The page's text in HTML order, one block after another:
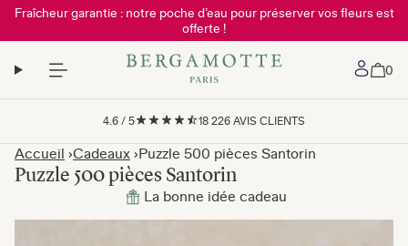
Fraîcheur garantie : notre poche d’eau pour préserver vos fleurs est
offerte !
Mon
0
4.6 / 5 18 226 AVIS CLIENTS
Accueil Cadeaux Puzzle 500 pièces Santorin
Puzzle 500 pièces Santorin
La bonne idée cadeau